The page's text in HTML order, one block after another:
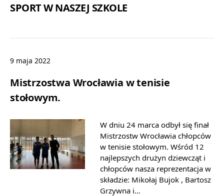
SPORT W NASZEJ SZKOLE
9 maja 2022
Mistrzostwa Wrocławia w tenisie
stołowym.
W dniu 24 marca odbył się finał
Mistrzostw Wrocławia chłopców
w tenisie stołowym. Wśród 12
najlepszych drużyn dziewcząt i
chłopców nasza reprezentacja w
składzie: Mikołaj Bujok , Bartosz
Grzywna i…